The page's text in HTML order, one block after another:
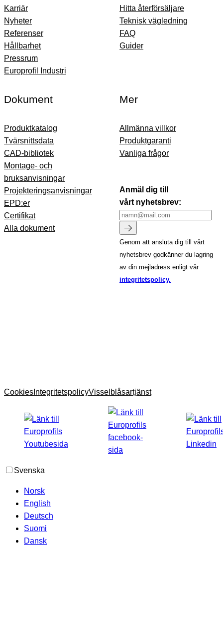
Karriär
Nyheter
Referenser
Hållbarhet
Pressrum
Europrofil Industri
Hitta återförsäljare
Teknisk vägledning
FAQ
Guider
Dokument
Produktkatalog
Tvärsnittsdata
CAD-bibliotek
Montage- och
bruksanvisningar
Projekteringsanvisningar
EPD:er
Certifikat
Alla dokument
Mer
Allmänna villkor
Produktgaranti
Vanliga frågor
Anmäl dig till
vårt nyhetsbrev:
Genom att ansluta dig till vårt
nyhetsbrev godkänner du lagring
av din mejladress enligt vår
integritetspolicy.
Cookies IntegritetspolicyVisselblåsartjänst
Svenska
Norsk
English
Deutsch
Suomi
Dansk